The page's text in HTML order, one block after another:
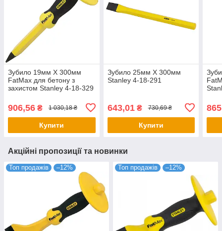
Зубило 19мм Х 300мм
FatMax для бетону з
захистом Stanley 4-18-329
906,56 ₴ 1 030,18 ₴
Купити
Зубило 25мм X 300мм
Stanley 4-18-291
643,01₴ 730,69 ₴
Купити
Акційні пропозиції та новинки
Топ продажів –12% Топ продажів –12%